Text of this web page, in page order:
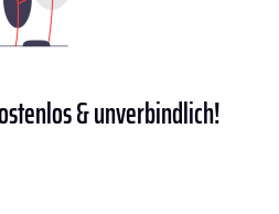
& unverbindlich!